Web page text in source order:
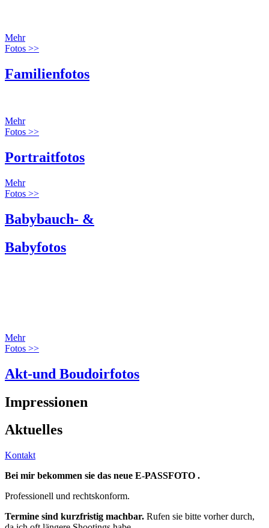
Mehr
Fotos >>
Familienfotos
Mehr
Fotos >>
Portraitfotos
Mehr
Fotos >>
Babybauch- &
Babyfotos
Mehr
Fotos >>
Akt-und Boudoirfotos
Impressionen
Aktuelles
Kontakt
Bei mir bekommen sie das neue E-PASSFOTO .
Professionell und rechtskonform.
Termine sind kurzfristig machbar. Rufen sie bitte vorher durch,